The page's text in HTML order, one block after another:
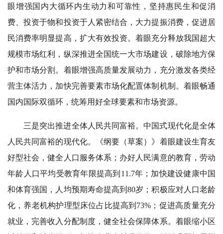
眼增强国内大循环内生动力和可靠性，坚持惠民生和促消
费、投资于物和投资于人紧密结合，大力提振消费，促进居
民消费率明显提高，扩大有效投资。着眼充分释放我国超大
规模市场红利，纵深推进全国统一大市场建设，破除地方保
护和市场分割。着眼增强高质量发展动力，充分激发各类经
营主体活力，加快完善要素市场化配置体制机制。着眼畅通
国内国际双循环，统筹用好全球要素和市场资源。
三是突出推进全体人民共同富裕。中国式现代化是全体
人民共同富裕的现代化。《纲要（草案）》着眼建设生育友
好型社会，健全人口服务体系；办好人民满意的教育，劳动
年龄人口平均受教育年限提高到11.7年；加快建设健康中国
和体育强国，人均预期寿命提高到80岁；积极应对人口老龄
化，养老机构护理型床位占比提高到73%；促进高质量充分
就业，完善收入分配制度，健全社会保障体系。着眼缩小区